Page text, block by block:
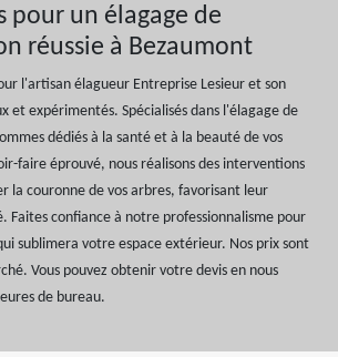
pour un élagage de
réussie à Bezaumont
l'artisan élagueur Entreprise Lesieur et son
et expérimentés. Spécialisés dans l'élagage de
dédiés à la santé et à la beauté de vos
faire éprouvé, nous réalisons des interventions
la couronne de vos arbres, favorisant leur
Faites confiance à notre professionnalisme pour
sublimera votre espace extérieur. Nos prix sont
Vous pouvez obtenir votre devis en nous
de bureau.